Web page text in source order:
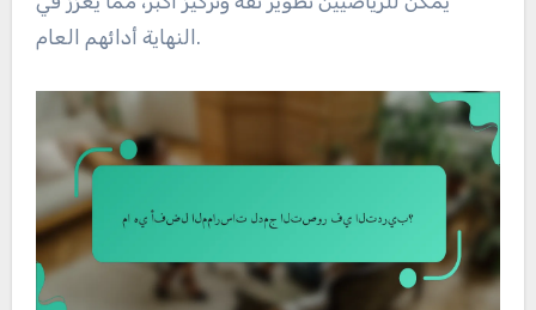
النهاية أدائهم العام.